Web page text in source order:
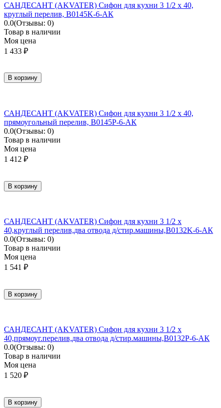
САНДЕСАНТ (AKVATER) Сифон для кухни 3 1/2 х 40,
круглый перелив, B0145K-6-АК
0.0(Отзывы: 0)
Товар в наличии
Моя цена
1 433 ₽
В корзину
САНДЕСАНТ (AKVATER) Сифон для кухни 3 1/2 х 40,
прямоугольный перелив, B0145P-6-АК
0.0(Отзывы: 0)
Товар в наличии
Моя цена
1 412 ₽
В корзину
САНДЕСАНТ (AKVATER) Сифон для кухни 3 1/2 х
40,круглый перелив,два отвода д/стир.машины,B0132K-6-АК
0.0(Отзывы: 0)
Товар в наличии
Моя цена
1 541 ₽
В корзину
САНДЕСАНТ (AKVATER) Сифон для кухни 3 1/2 х
40,прямоуг.перелив,два отвода д/стир.машины,B0132P-6-АК
0.0(Отзывы: 0)
Товар в наличии
Моя цена
1 520 ₽
В корзину